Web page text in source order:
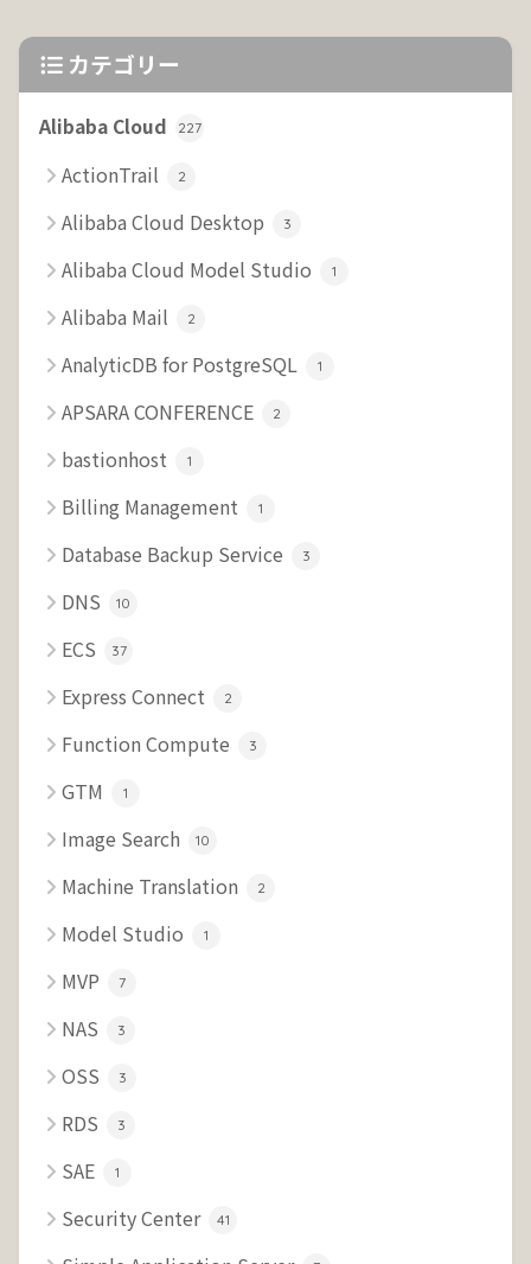
カテゴリー
Alibaba Cloud 227
ActionTrail 2
Alibaba Cloud Desktop 3
Alibaba Cloud Model Studio 1
Alibaba Mail 2
AnalyticDB for PostgreSQL 1
APSARA CONFERENCE 2
bastionhost 1
Billing Management 1
Database Backup Service 3
DNS 10
ECS 37
Express Connect 2
Function Compute 3
GTM 1
Image Search 10
Machine Translation 2
Model Studio 1
MVP 7
NAS 3
OSS 3
RDS 3
SAE 1
Security Center 41